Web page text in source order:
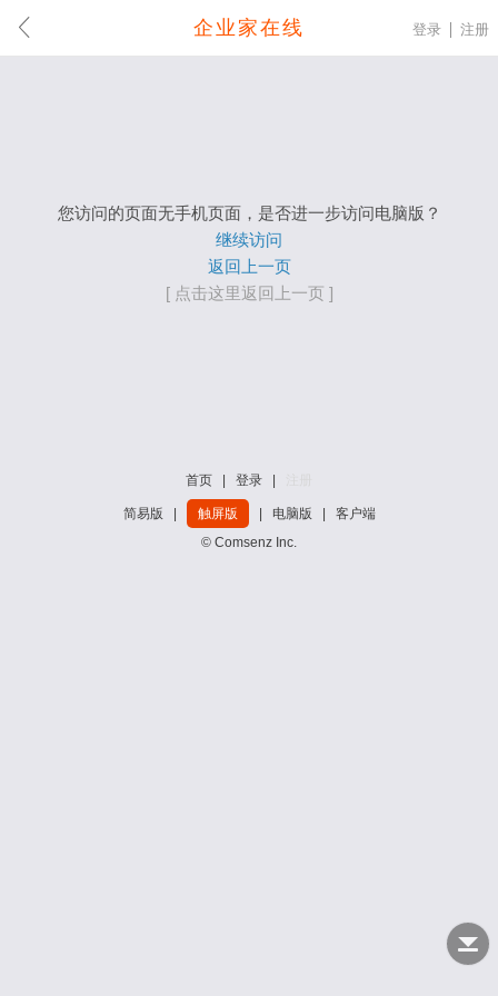
企业家在线 登录 注册
您访问的页面无手机页面，是否进一步访问电脑版？
继续访问
返回上一页
[ 点击这里返回上一页 ]
首页 登录
简易版 触屏版 电脑版
客户端
© Comsenz Inc.